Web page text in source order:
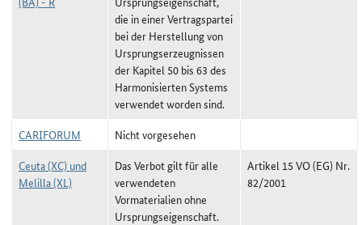
die in einer Vertragspartei
bei der Herstellung von
Ursprungserzeugnissen
der Kapitel 50 bis 63 des
Harmonisierten Systems
verwendet worden sind.
CARIFORUM
Nicht vorgesehen
Ceuta (XC) und
Melilla (XL)
Das Verbot gilt für alle
verwendeten
Vormaterialien ohne
Ursprungseigenschaft.
Artikel 15 VO (EG) Nr.
82/2001